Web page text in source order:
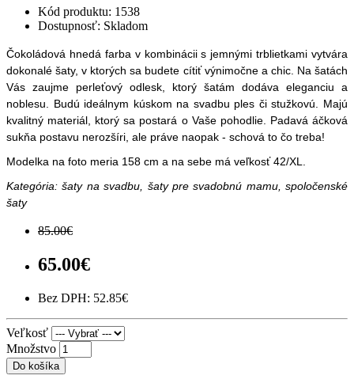
Kód produktu: 1538
Dostupnosť: Skladom
Čokoládová hnedá farba v kombinácii s jemnými trblietkami vytvára
dokonalé šaty, v ktorých sa budete cítiť výnimočne a chic. Na šatách
Vás zaujme perleťový odlesk, ktorý šatám dodáva eleganciu a
noblesu. Budú ideálnym kúskom na svadbu ples či stužkovú. Majú
kvalitný materiál, ktorý sa postará o Vaše pohodlie. Padavá áčková
sukňa postavu nerozšíri, ale práve naopak - schová to čo treba!
Modelka na foto meria 158 cm a na sebe má veľkosť 42/XL.
Kategória: šaty na svadbu, šaty pre svadobnú mamu, spoločenské
šaty
85.00€
65.00€
Bez DPH: 52.85€
Veľkosť
Množstvo
Do košíka